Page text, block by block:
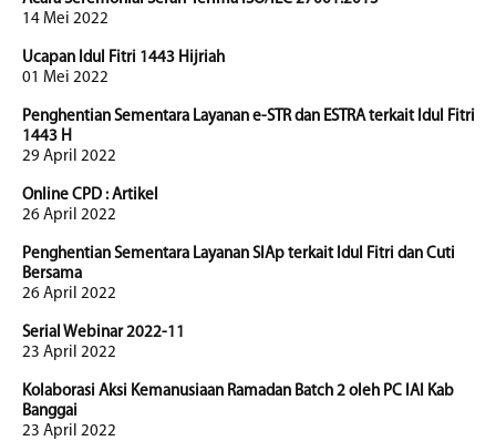
14 Mei 2022
Ucapan Idul Fitri 1443 Hijriah
01 Mei 2022
Penghentian Sementara Layanan e-STR dan ESTRA terkait Idul Fitri
1443 H
29 April 2022
Online CPD : Artikel
26 April 2022
Penghentian Sementara Layanan SIAp terkait Idul Fitri dan Cuti
Bersama
26 April 2022
Serial Webinar 2022-11
23 April 2022
Kolaborasi Aksi Kemanusiaan Ramadan Batch 2 oleh PC IAI Kab
Banggai
23 April 2022